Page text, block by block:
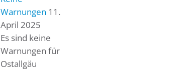
Warnungen 11.
April 2025
Es sind keine
Warnungen für
Ostallgäu